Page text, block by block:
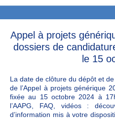
Appel à projets
dossiers de
le 15
La date de clôture du dépôt et de
de l’Appel à projets générique
fixée au 15 octobre 2024 à
l’AAPG, FAQ, vidéos :
d’information mis à votre